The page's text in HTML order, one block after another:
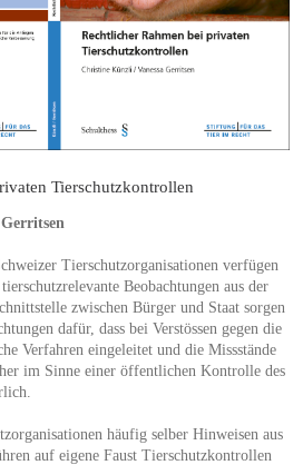
Tierschutzkontrollen
Tierschutzorganisationen verfügen
Beobachtungen aus der
zwischen Bürger und Staat sorgen
dafür, dass bei Verstössen gegen die
Verfahren eingeleitet und die Missstände
im Sinne einer öffentlichen Kontrolle des
häufig selber Hinweisen aus
auf eigene Faust Tierschutzkontrollen